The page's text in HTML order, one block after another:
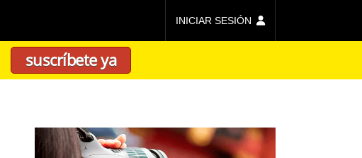
INICIAR SESIÓN
suscríbete ya